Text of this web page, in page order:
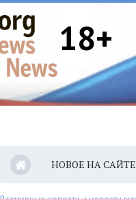
18+
НОВОЕ НА САЙТЕ